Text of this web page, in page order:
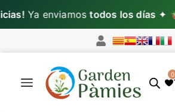
Ya enviamostodos los días✦
0